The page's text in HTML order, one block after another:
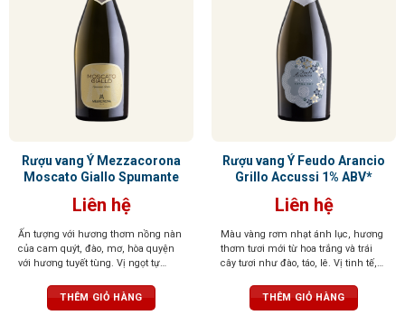
Rượu vang Ý Mezzacorona
Moscato Giallo Spumante
Liên hệ
Ấn tượng với hương thơm nồng nàn
của cam quýt, đào, mơ, hòa quyện
với hương tuyết tùng. Vị ngọt tự
hậu vị kéo dài với hương mật ong và
bánh mì nướng
THÊM GIỎ HÀNG
Rượu vang Ý Feudo Arancio
Grillo Accussi 1% ABV*
Liên hệ
Màu vàng rơm nhạt ánh lục, hương
thơm tươi mới từ hoa trắng và trái
cây tươi như đào, táo, lê. Vị tinh tế,
THÊM GIỎ HÀNG